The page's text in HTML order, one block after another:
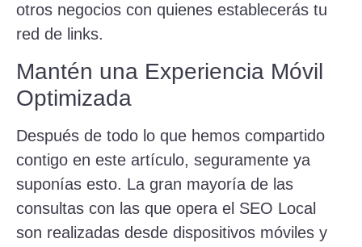
otros negocios con quienes establecerás tu
red de links.
Mantén una Experiencia Móvil
Optimizada
Después de todo lo que hemos compartido
contigo en este artículo, seguramente ya
suponías esto. La gran mayoría de las
consultas con las que opera el SEO Local
son realizadas desde dispositivos móviles y